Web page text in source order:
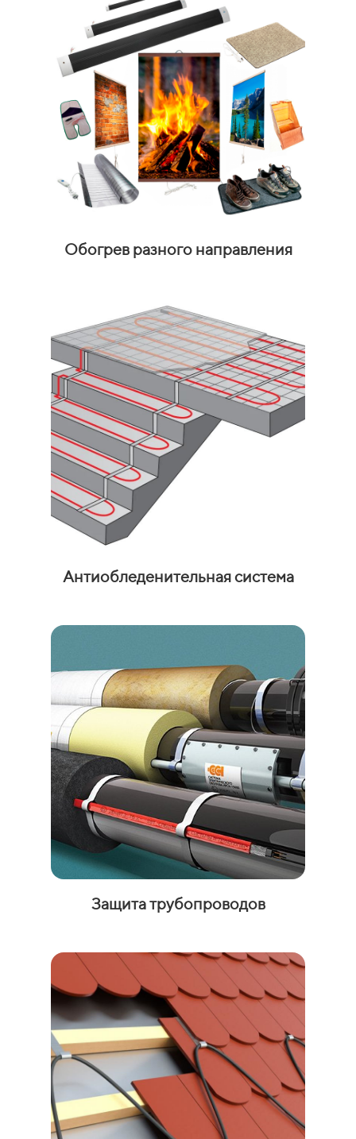
Обогрев разного направления
Антиобледенительная система
Защита трубопроводов